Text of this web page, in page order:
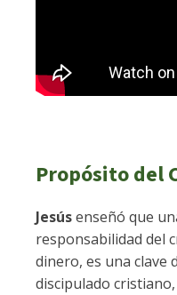
Propósito del
Jesúsenseñó que
responsabilidad del
dinero, es una clave
discipulado